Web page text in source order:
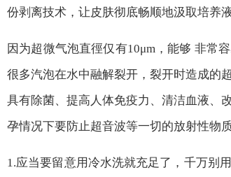
份剥离技术 ，让皮肤彻底畅顺地汲取培养
因为超微气泡直徑仅有10μm，能够 非常
很多汽泡在水中融解裂开，裂开时造成的
具有除菌、提高人体免疫力、清洁血液、
孕情况下要防止超音波等一切的放射性物
1.应当要留意用冷水洗就充足了，千万别